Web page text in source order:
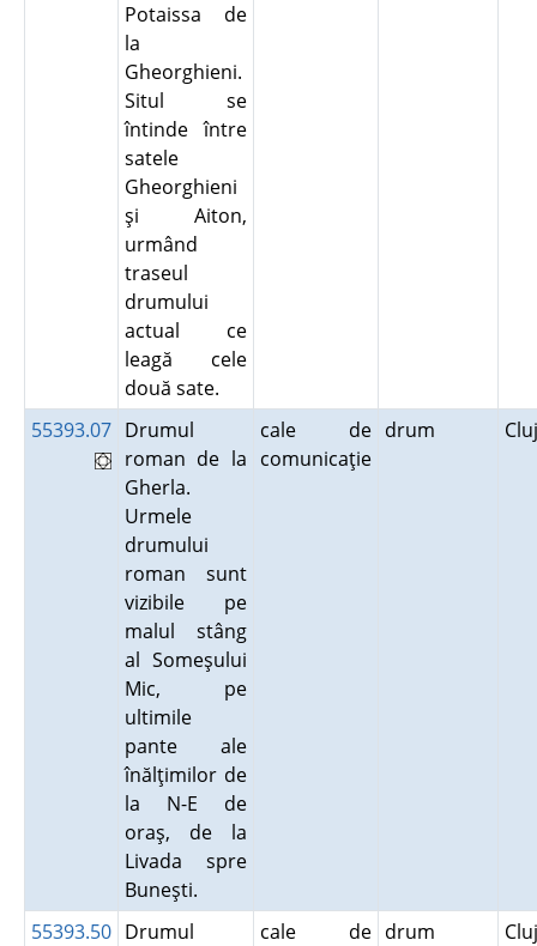
Potaissa de
la
Gheorghieni.
Situl se
întinde între
satele
Gheorghieni
şi Aiton,
urmând
traseul
drumului
actual ce
leagă cele
două sate.
55393.07 Drumul
roman de la
Gherla.
Urmele
drumului
roman sunt
vizibile pe
malul stâng
al Someşului
Mic, pe
ultimile
pante ale
înălţimilor de
la N-E de
oraş, de la
Livada spre
Buneşti.
cale de
comunicaţie
drum
55393.50 Drumul
cale de drum